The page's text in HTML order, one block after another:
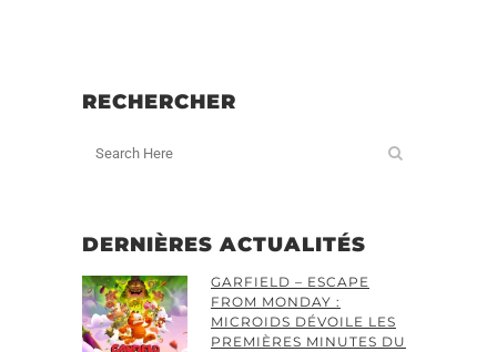
RECHERCHER
DERNIÈRES ACTUALITÉS
GARFIELD – ESCAPE
FROM MONDAY :
MICROIDS DÉVOILE LES
PREMIÈRES MINUTES DU